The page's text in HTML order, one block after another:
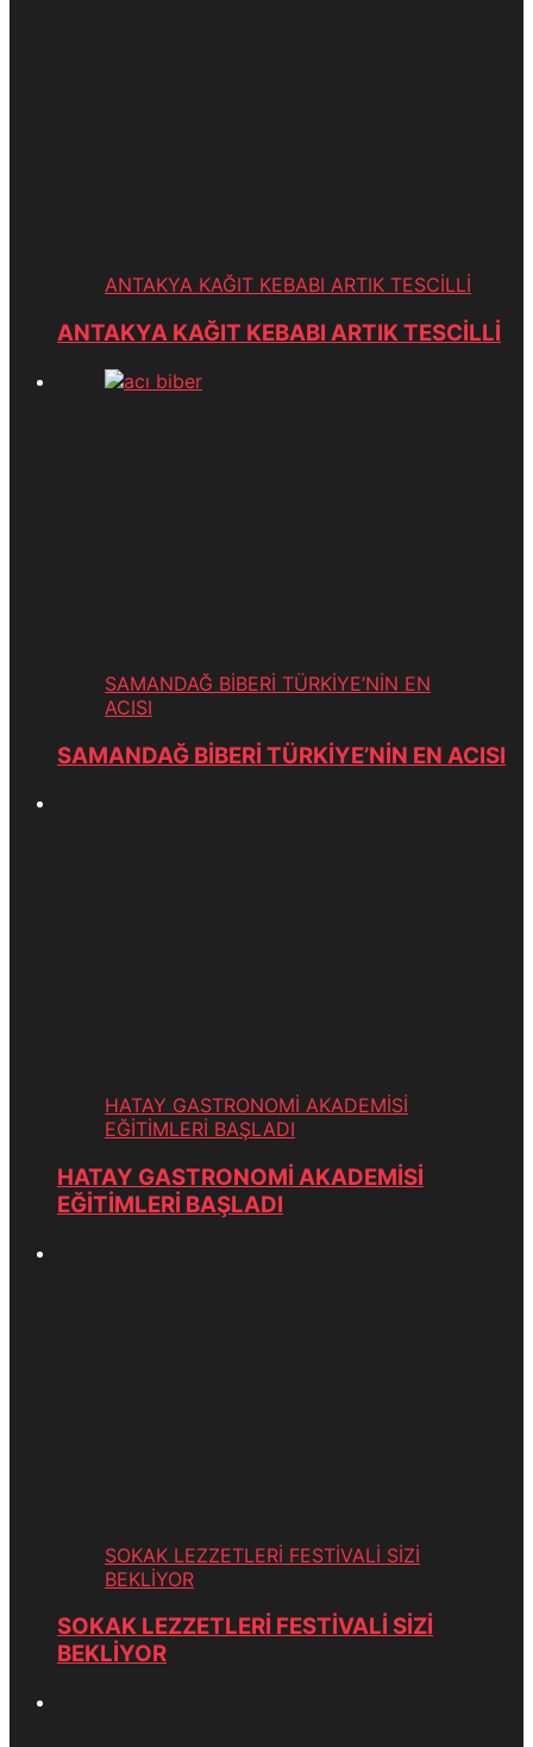
ANTAKYA KAĞIT KEBABI ARTIK TESCİLLİ
ANTAKYA KAĞIT KEBABI ARTIK TESCİLLİ
SAMANDAĞ BİBERİ TÜRKİYE’NİN EN
ACISI
SAMANDAĞ BİBERİ TÜRKİYE’NİN EN ACISI
HATAY GASTRONOMİ AKADEMİSİ
EĞİTİMLERİ BAŞLADI
HATAY GASTRONOMİ AKADEMİSİ
EĞİTİMLERİ BAŞLADI
SOKAK LEZZETLERİ FESTİVALİ SİZİ
BEKLİYOR
SOKAK LEZZETLERİ FESTİVALİ SİZİ
BEKLİYOR